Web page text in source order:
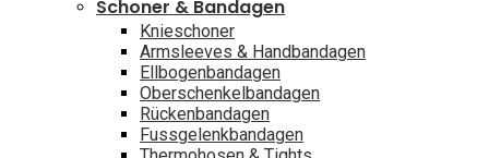
Schoner & Bandagen
Knieschoner
Armsleeves & Handbandagen
Ellbogenbandagen
Oberschenkelbandagen
Rückenbandagen
Fussgelenkbandagen